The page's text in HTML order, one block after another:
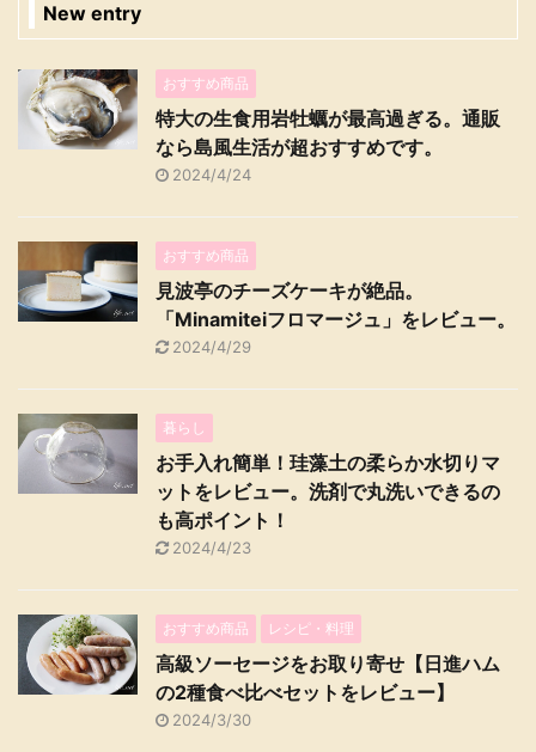
New entry
おすすめ商品
特大の生食用岩牡蠣が最高過ぎる。通販
なら島風生活が超おすすめです。
2024/4/24
おすすめ商品
見波亭のチーズケーキが絶品。
「Minamiteiフロマージュ」をレビュー。
2024/4/29
暮らし
お手入れ簡単！珪藻土の柔らか水切りマ
ットをレビュー。洗剤で丸洗いできるの
も高ポイント！
2024/4/23
おすすめ商品 レシピ・料理
高級ソーセージをお取り寄せ【日進ハム
の2種食べ比べセットをレビュー】
2024/3/30